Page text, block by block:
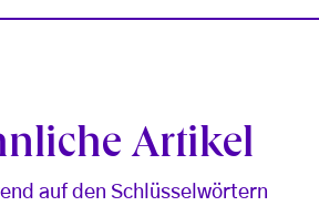
Artikel
auf den Schlüsselwörtern